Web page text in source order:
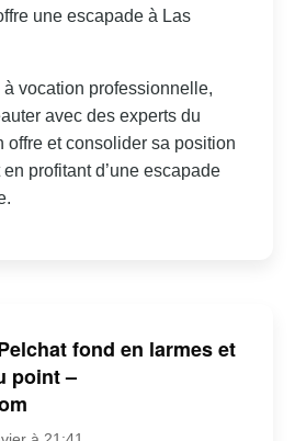
une escapade à Las
à vocation professionnelle,
avec des experts du
offre et consolider sa position
profitant d’une escapade
fond en larmes et
point –